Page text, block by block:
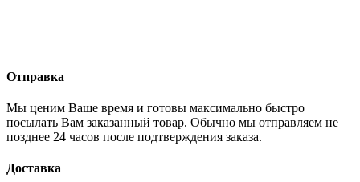
Отправка
Мы ценим Ваше время и готовы максимально быстро
посылать Вам заказанный товар. Обычно мы отправляем не
позднее 24 часов после подтверждения заказа.
Доставка